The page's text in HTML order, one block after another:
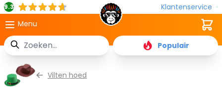
9.3
Klantenservice
Menu
Zoek
Populair
Cart
Vilten hoed